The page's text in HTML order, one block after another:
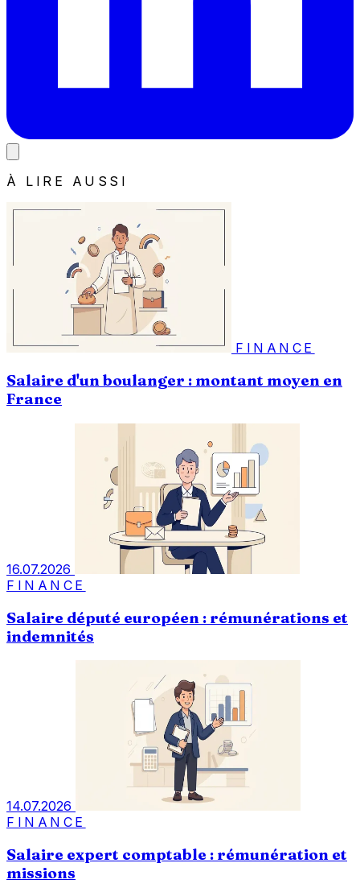
À LIRE AUSSI
FINANCE
Salaire d'un boulanger : montant moyen en
France
16.07.2026
FINANCE
Salaire député européen : rémunérations et
indemnités
14.07.2026
FINANCE
Salaire expert comptable : rémunération et
missions